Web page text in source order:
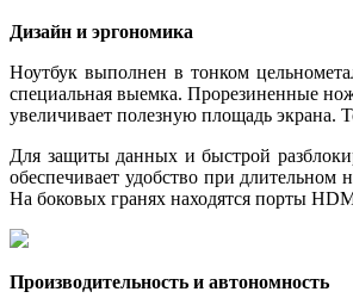
Дизайн и эргономика
Ноутбук выполнен в тонком
специальная выемка. Прорезиненные
увеличивает полезную площадь экрана.
Для защиты данных и быстрой
обеспечивает удобство при длительном
На боковых гранях находятся порты
Производительность и автономность